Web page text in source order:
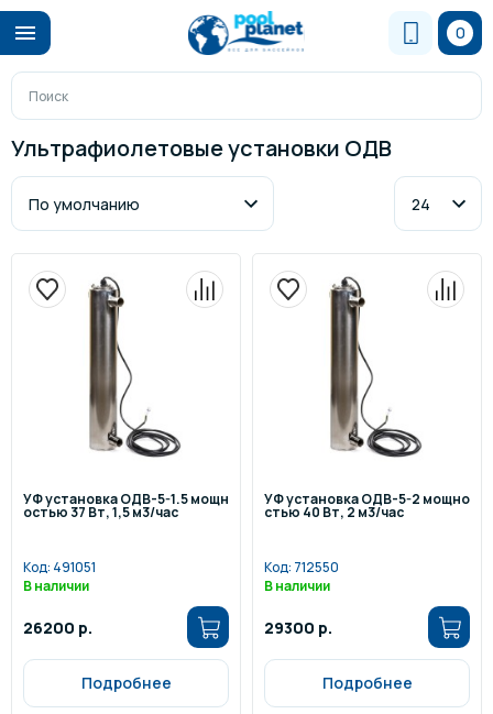
0
Ультрафиолетовые установки ОДВ
УФ установка ОДВ-5-1.5 мощн
остью 37 Вт, 1,5 м3/час
Код: 491051
В наличии
26200 р.
Подробнее
УФ установка ОДВ-5-2 мощно
стью 40 Вт, 2 м3/час
Код: 712550
В наличии
29300 р.
Подробнее